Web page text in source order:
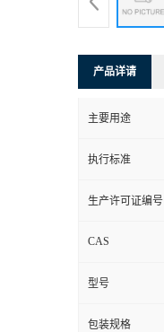
产品详请
主要用途
执行标准
生产许可证编号
CAS
型号
包装规格